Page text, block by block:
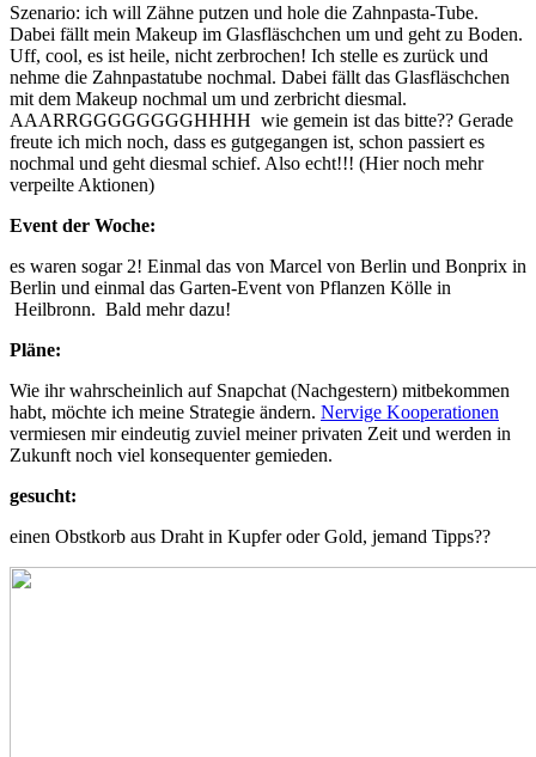
Szenario: ich will Zähne putzen und hole die Zahnpasta-Tube.
Dabei fällt mein Makeup im Glasfläschchen um und geht zu Boden.
Uff, cool, es ist heile, nicht zerbrochen! Ich stelle es zurück und
nehme die Zahnpastatube nochmal. Dabei fällt das Glasfläschchen
mit dem Makeup nochmal um und zerbricht diesmal.
AAARRGGGGGGGGHHHH wie gemein ist das bitte?? Gerade
freute ich mich noch, dass es gutgegangen ist, schon passiert es
nochmal und geht diesmal schief. Also echt!!! (Hier noch mehr
verpeilte Aktionen)
Event der Woche:
es waren sogar 2! Einmal das von Marcel von Berlin und Bonprix in
Berlin und einmal das Garten-Event von Pflanzen Kölle in
Heilbronn. Bald mehr dazu!
Pläne:
Wie ihr wahrscheinlich auf Snapchat (Nachgestern) mitbekommen
habt, möchte ich meine Strategie ändern. Nervige Kooperationen
vermiesen mir eindeutig zuviel meiner privaten Zeit und werden in
Zukunft noch viel konsequenter gemieden.
gesucht:
einen Obstkorb aus Draht in Kupfer oder Gold, jemand Tipps??